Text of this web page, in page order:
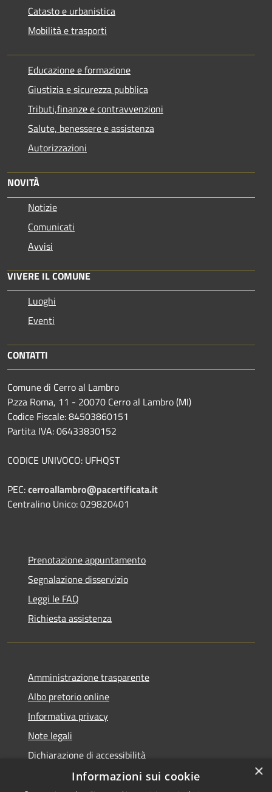
Catasto e urbanistica
Mobilità e trasporti
Educazione e formazione
Giustizia e sicurezza pubblica
Tributi,finanze e contravvenzioni
Salute, benessere e assistenza
Autorizzazioni
NOVITÀ
Notizie
Comunicati
Avvisi
VIVERE IL COMUNE
Luoghi
Eventi
CONTATTI
Comune di Cerro al Lambro
P.zza Roma, 11 - 20070 Cerro al Lambro (MI)
Codice Fiscale: 84503860151
Partita IVA: 06433830152
CODICE UNIVOCO: UFHQST
PEC:cerroallambro@pacertificata.it
Centralino Unico: 029820401
Prenotazione appuntamento
Segnalazione disservizio
Leggi le FAQ
Richiesta assistenza
Amministrazione trasparente
Albo pretorio online
Informativa privacy
Note legali
Dichiarazione di accessibilità
×
Informazioni sui cookie